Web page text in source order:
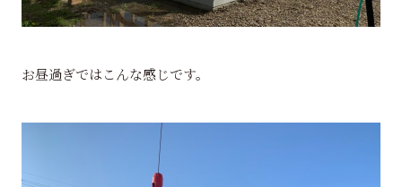
お昼過ぎではこんな感じです。